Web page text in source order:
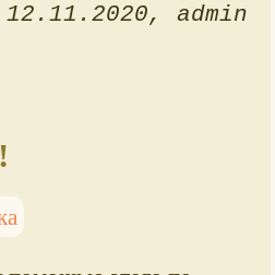
12.11.2020 admin